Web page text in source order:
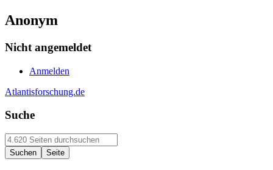
Anonym
Nicht angemeldet
Anmelden
Atlantisforschung.de
Suche